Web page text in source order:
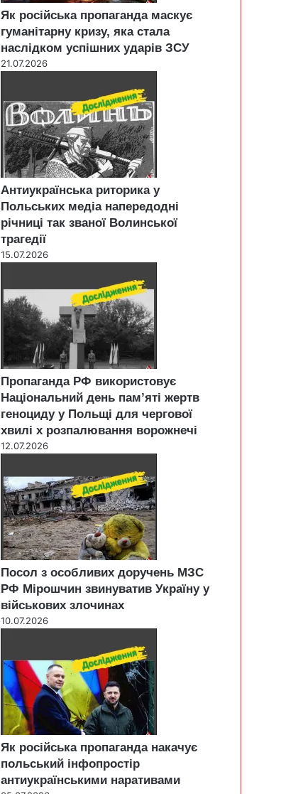
Як російська пропаганда маскує
гуманітарну кризу, яка стала
наслідком успішних ударів ЗСУ
21.07.2026
Антиукраїнська риторика у
Польських медіа напередодні
річниці так званої Волинської
трагедії
15.07.2026
Пропаганда РФ використовує
Національний день пам’яті жертв
геноциду у Польщі для чергової
хвилі х розпалювання ворожнечі
12.07.2026
Посол з особливих доручень МЗС
РФ Мірошчин звинуватив Україну у
військових злочинах
10.07.2026
Як російська пропаганда накачує
польський інфопростір
антиукраїнськими наративами